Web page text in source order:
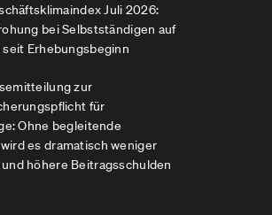
Juli 2026:
bei Selbstständigen auf
Erhebungsbeginn
zur
für
Ohne begleitende
es dramatisch weniger
höhere Beitragsschulden